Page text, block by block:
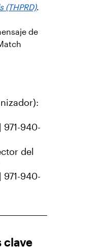
(THPRD).
de
971-940-
del
971-940-
clave